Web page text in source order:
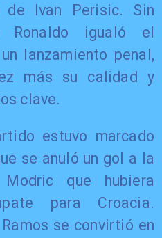
Ivan Perisic. Sin
Ronaldo igualó el
lanzamiento penal,
más su calidad y
clave.
estuvo marcado
se anuló un gol a la
que hubiera
para Croacia.
se convirtió en